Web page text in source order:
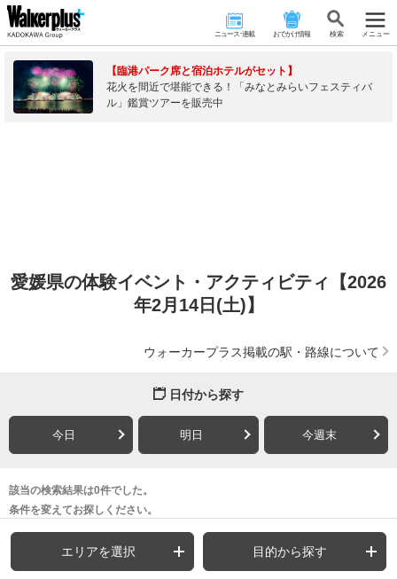
ニュース･連載 おでかけ情報 検 索 メニュー
【臨港パーク席と宿泊ホテルがセット】
花火を間近で堪能できる！「みなとみらいフェスティバ
ル」鑑賞ツアーを販売中
愛媛県の体験イベント・アクティビティ【2026
年2月14日(土)】
ウォーカープラス掲載の駅・路線について
日付から探す
今日 明日 今週末
該当の検索結果は0件でした。
条件を変えてお探しください。
エリアを選択 目的から探す